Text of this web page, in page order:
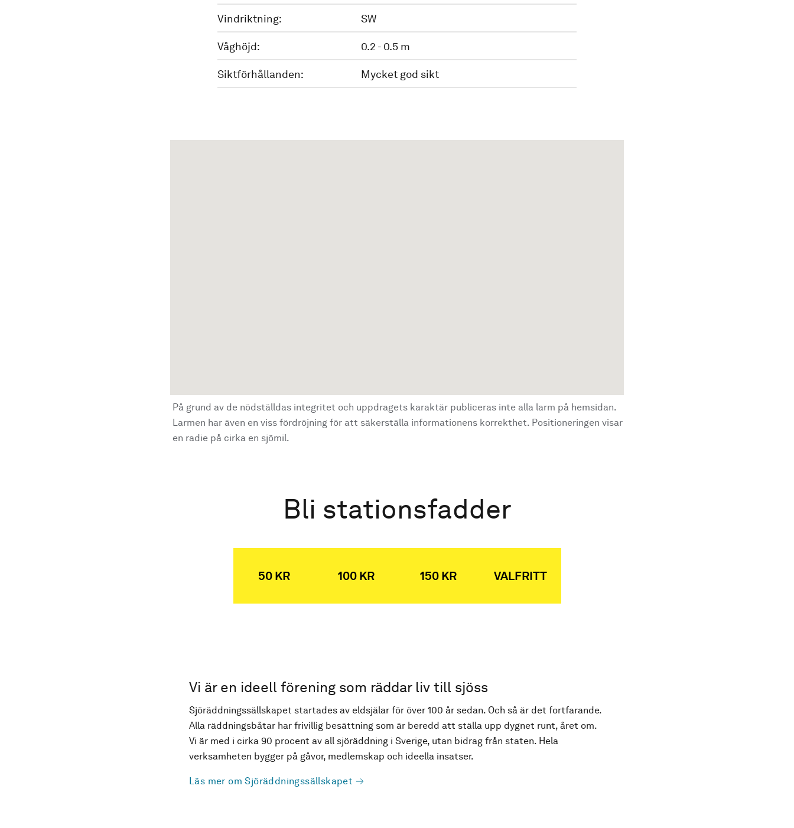
Vindriktning: SW
Våghöjd: 0.2 - 0.5 m
Siktförhållanden: Mycket god sikt
På grund av de nödställdas integritet och uppdragets karaktär publiceras inte alla larm på hemsidan.
Larmen har även en viss fördröjning för att säkerställa informationens korrekthet. Positioneringen visar
en radie på cirka en sjömil.
Bli stationsfadder
50 KR 100 KR 150 KR VALFRITT
Vi är en ideell förening som räddar liv till sjöss
Sjöräddningssällskapet startades av eldsjälar för över 100 år sedan. Och så är det fortfarande.
Alla räddningsbåtar har frivillig besättning som är beredd att ställa upp dygnet runt, året om.
Vi är med i cirka 90 procent av all sjöräddning i Sverige, utan bidrag från staten. Hela
verksamheten bygger på gåvor, medlemskap och ideella insatser.
Läs mer om Sjöräddningssällskapet